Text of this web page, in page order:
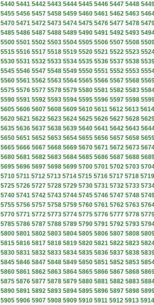
5440 5441 5442 5443 5444 5445 5446 5447 5448
5455 5456 5457 5458 5459 5460 5461 5462 5463
5470 5471 5472 5473 5474 5475 5476 5477 5478
5485 5486 5487 5488 5489 5490 5491 5492 5493
5500 5501 5502 5503 5504 5505 5506 5507 5508
5515 5516 5517 5518 5519 5520 5521 5522 5523
5530 5531 5532 5533 5534 5535 5536 5537 5538
5545 5546 5547 5548 5549 5550 5551 5552 5553
5560 5561 5562 5563 5564 5565 5566 5567 5568
5575 5576 5577 5578 5579 5580 5581 5582 5583
5590 5591 5592 5593 5594 5595 5596 5597 5598
5605 5606 5607 5608 5609 5610 5611 5612 5613 5614
5620 5621 5622 5623 5624 5625 5626 5627 5628
5635 5636 5637 5638 5639 5640 5641 5642 5643
5650 5651 5652 5653 5654 5655 5656 5657 5658
5665 5666 5667 5668 5669 5670 5671 5672 5673
5680 5681 5682 5683 5684 5685 5686 5687 5688
5695 5696 5697 5698 5699 5700 5701 5702 5703
5710 5711 5712 5713 5714 5715 5716 5717 5718 5719
5725 5726 5727 5728 5729 5730 5731 5732 5733
5740 5741 5742 5743 5744 5745 5746 5747 5748
5755 5756 5757 5758 5759 5760 5761 5762 5763
5770 5771 5772 5773 5774 5775 5776 5777 5778
5785 5786 5787 5788 5789 5790 5791 5792 5793
5800 5801 5802 5803 5804 5805 5806 5807 5808
5815 5816 5817 5818 5819 5820 5821 5822 5823
5830 5831 5832 5833 5834 5835 5836 5837 5838
5845 5846 5847 5848 5849 5850 5851 5852 5853
5860 5861 5862 5863 5864 5865 5866 5867 5868
5875 5876 5877 5878 5879 5880 5881 5882 5883
5890 5891 5892 5893 5894 5895 5896 5897 5898
5905 5906 5907 5908 5909 5910 5911 5912 5913 5914